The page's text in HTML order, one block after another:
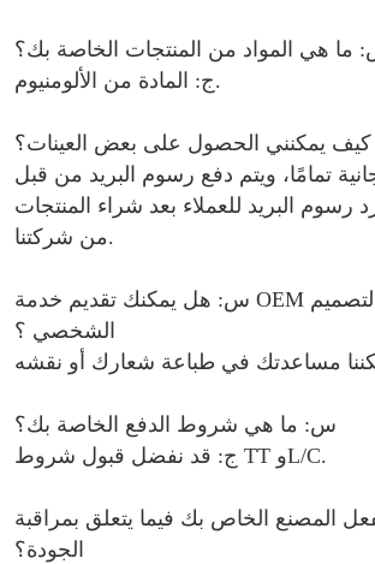
ما هي المواد من المنتجات الخاصة بك؟
ج: المادة من الألومنيوم.
يمكنني الحصول على بعض العينات؟
تمامًا، ويتم دفع رسوم البريد من قبل
رسوم البريد للعملاء بعد شراء المنتجات
من شركتنا.
س: هل يمكنك تقديم خدمة OEM وتصنيع التصميم
الشخصي ؟
س: ما هي شروط الدفع الخاصة بك؟
ج: قد نفضل قبول شروط TT وL/C.
المصنع الخاص بك فيما يتعلق بمراقبة
الجودة؟